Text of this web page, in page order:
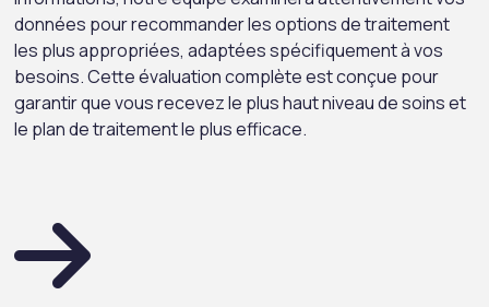
données pour recommander les options de traitement
les plus appropriées, adaptées spécifiquement à vos
besoins. Cette évaluation complète est conçue pour
garantir que vous recevez le plus haut niveau de soins et
le plan de traitement le plus efficace.